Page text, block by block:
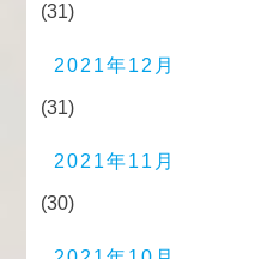
(31)
2021年12月
(31)
2021年11月
(30)